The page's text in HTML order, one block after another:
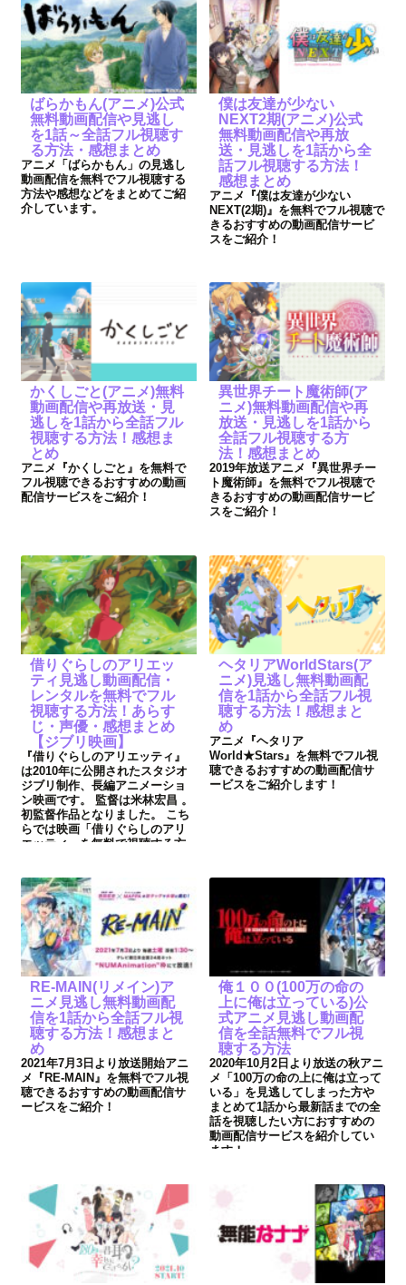
ばらかもん(アニメ)公式
無料動画配信や見逃し
を1話～全話フル視聴す
る方法・感想まとめ
アニメ「ばらかもん」の見逃し
動画配信を無料でフル視聴する
方法や感想などをまとめてご紹
介しています。
僕は友達が少ない
NEXT2期(アニメ)公式
無料動画配信や再放
送・見逃しを1話から全
話フル視聴する方法！
感想まとめ
アニメ『僕は友達が少ない
NEXT(2期)』を無料でフル視聴で
きるおすすめの動画配信サービ
スをご紹介！
かくしごと(アニメ)無料
動画配信や再放送・見
逃しを1話から全話フル
視聴する方法！感想ま
とめ
アニメ『かくしごと』を無料で
フル視聴できるおすすめの動画
配信サービスをご紹介！
異世界チート魔術師(ア
ニメ)無料動画配信や再
放送・見逃しを1話から
全話フル視聴する方
法！感想まとめ
2019年放送アニメ『異世界チー
ト魔術師』を無料でフル視聴で
きるおすすめの動画配信サービ
スをご紹介！
借りぐらしのアリエッ
ティ見逃し動画配信・
レンタルを無料でフル
視聴する方法！あらす
じ・声優・感想まとめ
【ジブリ映画】
『借りぐらしのアリエッティ』
は2010年に公開されたスタジオ
ジブリ制作、長編アニメーショ
ン映画です。 監督は米林宏昌 。
初監督作品となりました。 こち
らでは映画「借りぐらしのアリ
エッティ」を無料で視聴する方
ヘタリアWorldStars(ア
ニメ)見逃し無料動画配
信を1話から全話フル視
聴する方法！感想まと
め
アニメ『ヘタリア
World★Stars』を無料でフル視
聴できるおすすめの動画配信サ
ービスをご紹介します！
RE-MAIN(リメイン)ア
ニメ見逃し無料動画配
信を1話から全話フル視
聴する方法！感想まと
め
2021年7月3日より放送開始アニ
メ『RE-MAIN』を無料でフル視
聴できるおすすめの動画配信サ
ービスをご紹介！
俺１００(100万の命の
上に俺は立っている)公
式アニメ見逃し動画配
信を全話無料でフル視
聴する方法
2020年10月2日より放送の秋アニ
メ「100万の命の上に俺は立って
いる」を見逃してしまった方や
まとめて1話から最新話までの全
話を視聴したい方におすすめの
動画配信サービスを紹介してい
ます！